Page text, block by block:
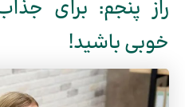
راز پنجم: برای
خوبی باشید!